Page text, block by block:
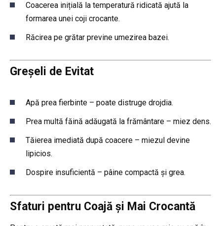
Coacerea inițială la temperatură ridicată ajută la
formarea unei coji crocante.
Răcirea pe grătar previne umezirea bazei.
Greșeli de Evitat
Apă prea fierbinte – poate distruge drojdia.
Prea multă făină adăugată la frământare – miez dens.
Tăierea imediată după coacere – miezul devine
lipicios.
Dospire insuficientă – pâine compactă și grea.
Sfaturi pentru Coajă și Mai Crocantă